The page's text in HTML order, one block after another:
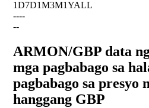
1D7D1M3M1YALL
----
--
ARMON/GBP data
mga pagbabago sa
pagbabago sa presyo
hanggang GBP